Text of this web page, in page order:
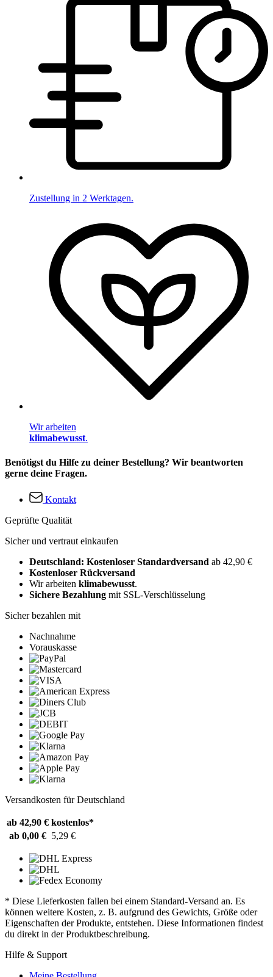
Zustellung in 2 Werktagen.
Wir arbeiten
klimabewusst.
Benötigst du Hilfe zu deiner Bestellung? Wir beantworten
gerne deine Fragen.
Kontakt
Geprüfte Qualität
Sicher und vertraut einkaufen
Deutschland: Kostenloser Standardversand ab 42,90 €
Kostenloser Rückversand
Wir arbeiten klimabewusst.
Sichere Bezahlung mit SSL-Verschlüsselung
Sicher bezahlen mit
Nachnahme
Vorauskasse
Versandkosten für Deutschland
ab 42,90 € kostenlos*
ab 0,00 € 5,29 €
* Diese Lieferkosten fallen bei einem Standard-Versand an. Es
können weitere Kosten, z. B. aufgrund des Gewichts, Größe oder
Eigenschaften der Produkte, entstehen. Diese Informationen findest
du direkt in der Produktbeschreibung.
Hilfe & Support